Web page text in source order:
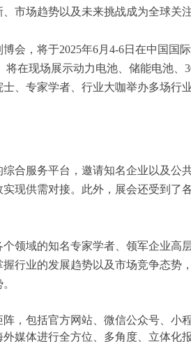
市场趋势以及未来挑战成为全球关
会，将于2025年6月4-6日在中国国
将在现场展示动力电池、储能电池、
、专家学者、行业大咖举办多场行
合服务平台，邀请知名企业以及公
现供需对接。此外，展会还受到了
领域的知名专家学者、领军企业高
行业的发展趋势以及市场竞争态势
，包括官方网站、微信公众号、小程
媒体进行全方位、多角度、立体化报